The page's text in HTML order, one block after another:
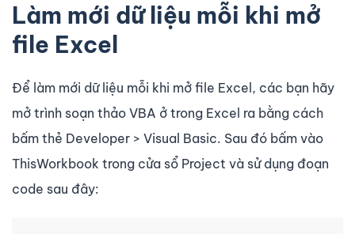
Làm mới dữ liệu mỗi khi mở
file Excel
Để làm mới dữ liệu mỗi khi mở file Excel, các bạn hãy
mở trình soạn thảo VBA ở trong Excel ra bằng cách
bấm thẻ Developer > Visual Basic. Sau đó bấm vào
ThisWorkbook trong cửa sổ Project và sử dụng đoạn
code sau đây: